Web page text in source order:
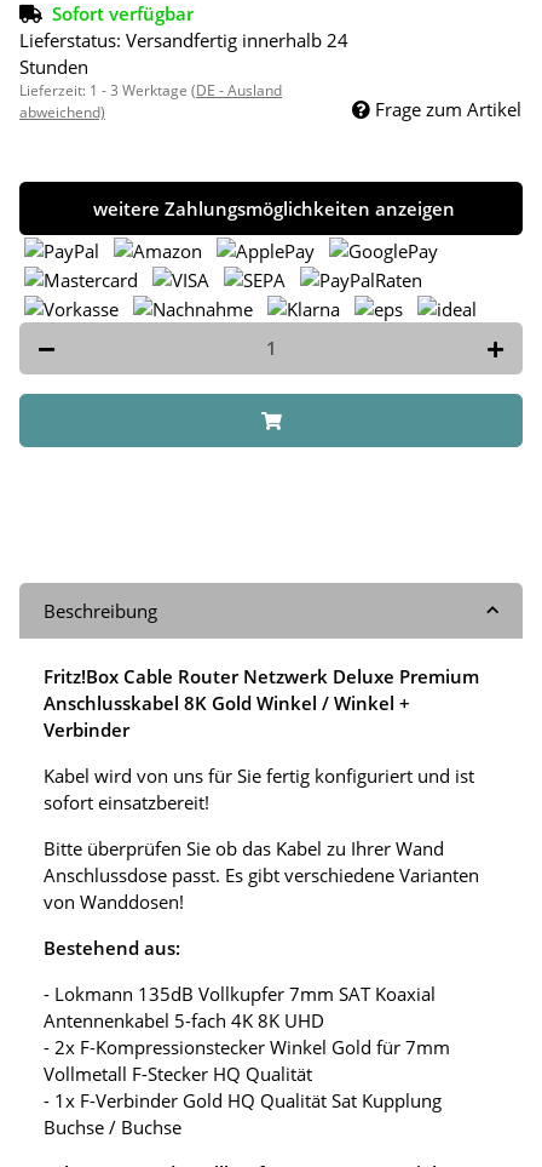
Sofort verfügbar
Lieferstatus: Versandfertig innerhalb 24
Stunden
Lieferzeit: 1 - 3 Werktage (DE - Ausland
abweichend)
Frage zum Artikel
weitere Zahlungsmöglichkeiten anzeigen
Beschreibung
Fritz!Box Cable Router Netzwerk Deluxe Premium
Anschlusskabel 8K Gold Winkel / Winkel +
Verbinder
Kabel wird von uns für Sie fertig konfiguriert und ist
sofort einsatzbereit!
Bitte überprüfen Sie ob das Kabel zu Ihrer Wand
Anschlussdose passt. Es gibt verschiedene Varianten
von Wanddosen!
Bestehend aus:
- Lokmann 135dB Vollkupfer 7mm SAT Koaxial
Antennenkabel 5-fach 4K 8K UHD
- 2x F-Kompressionstecker Winkel Gold für 7mm
Vollmetall F-Stecker HQ Qualität
- 1x F-Verbinder Gold HQ Qualität Sat Kupplung
Buchse / Buchse